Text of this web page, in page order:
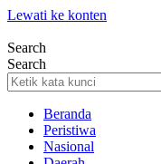
Lewati ke konten
Search
Search
Beranda
Peristiwa
Nasional